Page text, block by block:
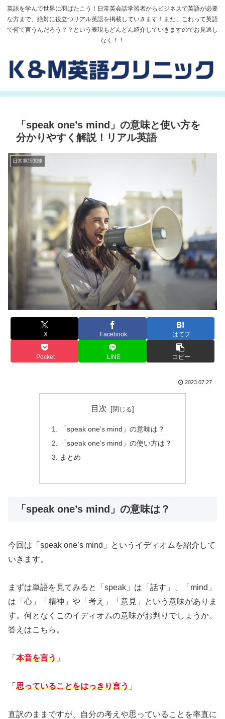
英語を学んで世界に羽ばたこう！日常英会話学習者からビジネスで英語が必要
な方まで、絶対に役立つリアル英語を掲載していきます！また、これって英語
で何て言うんだろう？？という表現もどんどん紹介していきますのでお見逃し
なく！！
「speak one’s mind」の意味と使い方を
分かりやすく解説！リアル英語
日常英語関連
X Facebook はてブ
Pocket LINE コピー
2023.07.27
目次
「speak one’s mind」の意味は？
「speak one’s mind」の使い方は？
まとめ
「speak one’s mind」の意味は？
今回は「speak one’s mind」というイディオムを紹介して
いきます。
まずは単語を見てみると「speak」は「話す」、「mind」
は「心」「精神」や「考え」「意見」という意味がありま
す。何となくこのイディオムの意味がお判りでしょうか。
答えはこちら。
「 本音を言う 」
「 思っていることをはっきり言う 」
直訳のままですが、自分の考えや思っていることを率直に